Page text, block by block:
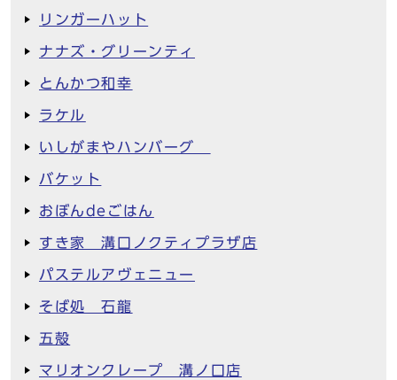
リンガーハット
ナナズ・グリーンティ
とんかつ和幸
ラケル
いしがまやハンバーグ
バケット
おぼんdeごはん
すき家 溝口ノクティプラザ店
パステルアヴェニュー
そば処 石龍
五殻
マリオンクレープ 溝ノ口店